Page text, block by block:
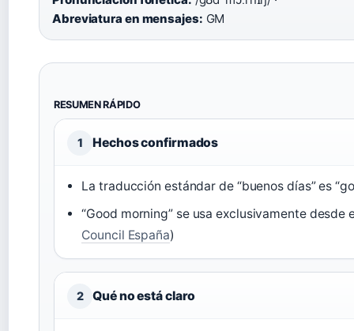
Abreviatura en mensajes: GM
RESUMEN RÁPIDO
1 Hechos confirmados
La traducción estándar de “buenos días” es
“Good morning” se usa exclusivamente
Council España)
2 Qué no está claro